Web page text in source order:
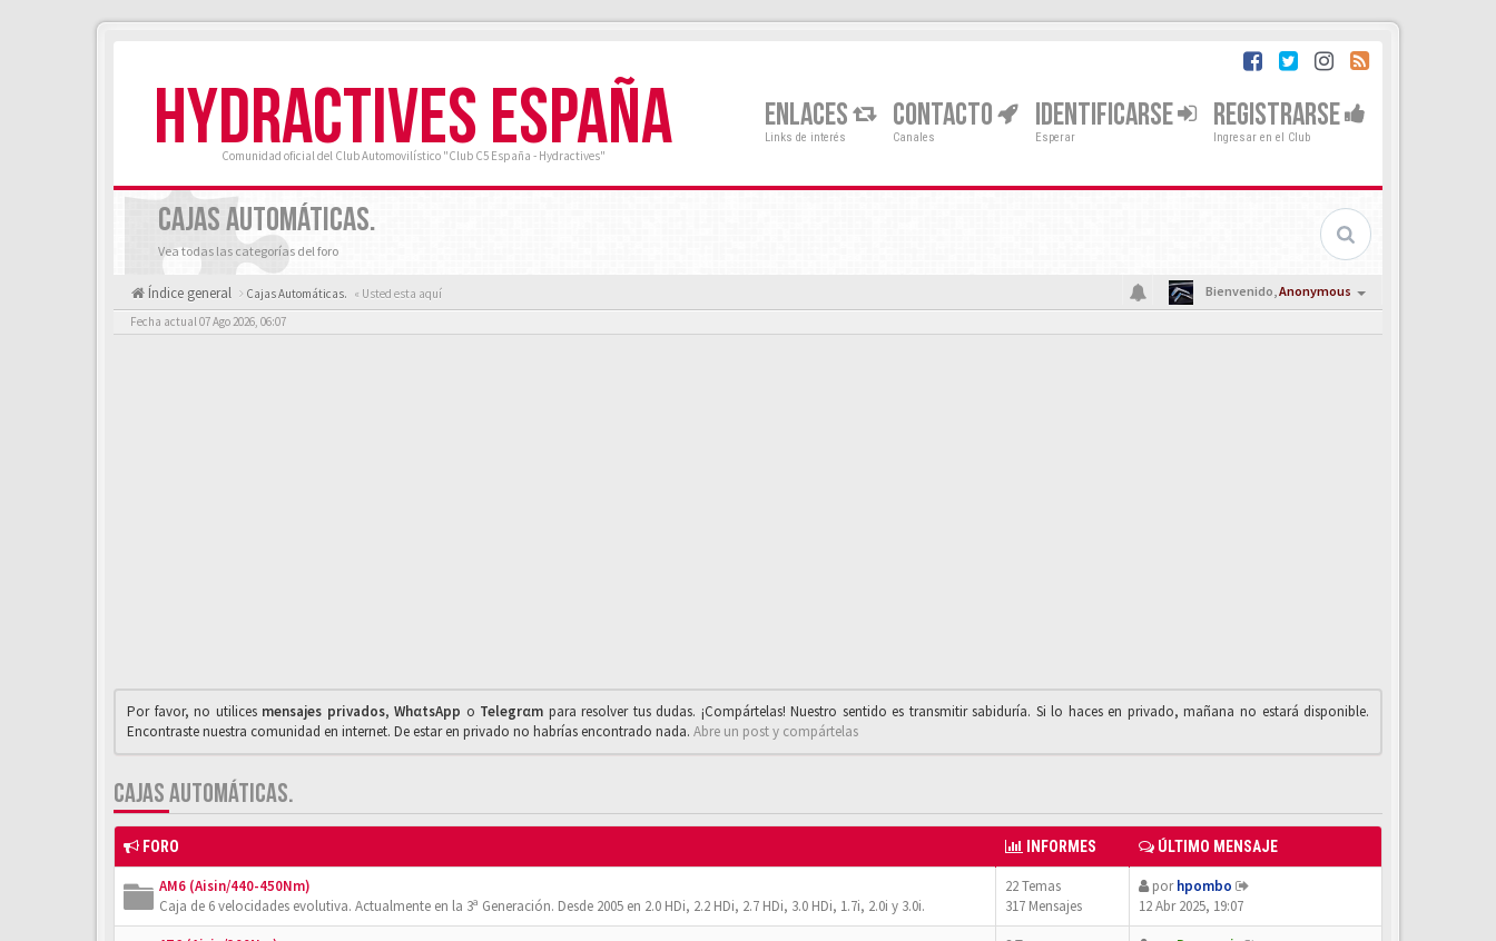
HYDRACTIVES ESPAÑA
Comunidad oficial del Club Automovilístico "Club C5 España - Hydractives"
ENLACES
Links de interés
CONTACTO
Canales
IDENTIFICARSE
Esperar
REGISTRARSE
Ingresar en el Club
CAJAS AUTOMÁTICAS.
Vea todas las categorías del foro
Índice general Cajas Automáticas. « Usted esta aquí Bienvenido,Anonymous
Fecha actual 07 Ago 2026, 06:07
Por favor, no utilices mensajes privados,WhαtsApp o Telegrαm para resolver tus dudas. ¡Compártelas! Nuestro sentido es transmitir sabiduría. Si lo haces en privado, mañana no estará disponible.
Encontraste nuestra comunidad en internet. De estar en privado no habrías encontrado nada. Abre un post y compártelas
CAJAS AUTOMÁTICAS.
FORO INFORMES ÚLTIMO MENSAJE
AM6 (Aisin/440-450Nm)
Caja de 6 velocidades evolutiva. Actualmente en la 3ª Generación. Desde 2005 en 2.0 HDi, 2.2 HDi, 2.7 HDi, 3.0 HDi, 1.7i, 2.0i y 3.0i.
22 Temas
317 Mensajes
porhpombo
12 Abr 2025, 19:07